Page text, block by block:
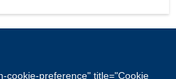
cookie-preference" title="Cookie